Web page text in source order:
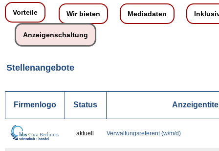
Vorteile Wir bieten Mediadaten
Anzeigenschaltung
Stellenangebote
Firmenlogo Status
aktuell Verwaltungsreferent (w/m/d)